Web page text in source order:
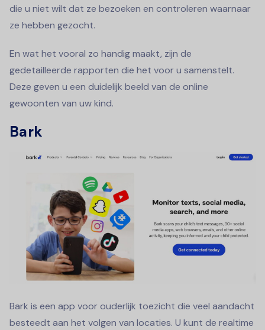
die u niet wilt dat ze bezoeken en controleren waarnaar
ze hebben gezocht.
En wat het vooral zo handig maakt, zijn de
gedetailleerde rapporten die het voor u samenstelt.
Deze geven u een duidelijk beeld van de online
gewoonten van uw kind.
Bark
Bark is een app voor ouderlijk toezicht die veel aandacht
besteedt aan het volgen van locaties. U kunt de realtime